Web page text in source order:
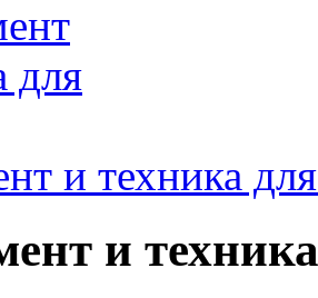
и техника
и